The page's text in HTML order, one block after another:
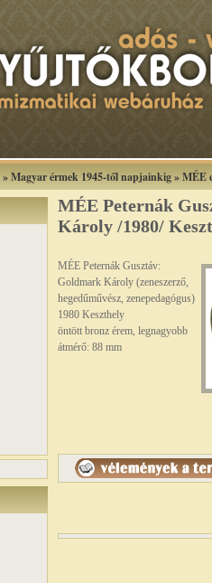
»Magyar érmek 1945-től napjainkig»MÉE
MÉE Peternák
Károly /1980/
MÉE Peternák Gusztáv:
Goldmark Károly (zeneszerző,
hegedűművész, zenepedagógus)
1980 Keszthely
öntött bronz érem, legnagyobb
átmérő: 88 mm